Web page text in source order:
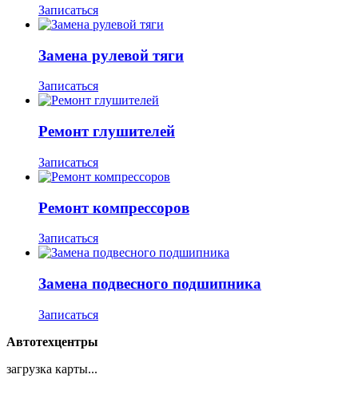
Записаться
Замена рулевой тяги
Записаться
Ремонт глушителей
Записаться
Ремонт компрессоров
Записаться
Замена подвесного подшипника
Записаться
Автотехцентры
загрузка карты...